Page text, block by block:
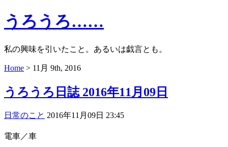
うろうろ……
私の興味を引いたこと。あるいは戯言とも。
Home > 11月 9th, 2016
うろうろ日誌 2016年11月09日
日常のこと 2016年11月09日 23:45
電車／車